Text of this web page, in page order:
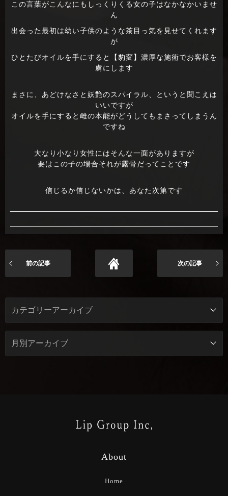
この言葉がこんなにもしっくりくる女の子はなかなかいませ
ん
出会った最初は幼い子供のような茶目っ気を見せてくれます
が
ひとたびオイルを手にすると【豹変】濃厚な施術でお客様を
虜にします
まさに、あどけなさと妖艶のスパイラル、というと聞こえは
いいですが
オイルを手にすると雌の本能がどうしてもまさってしまうん
ですね
大なり小なり女性にはそんな一面がありますが
要はこの子の場合それが露骨だってことです
信じるか信じないかは、あなた次第です
前の記事 次の記事
About
Home